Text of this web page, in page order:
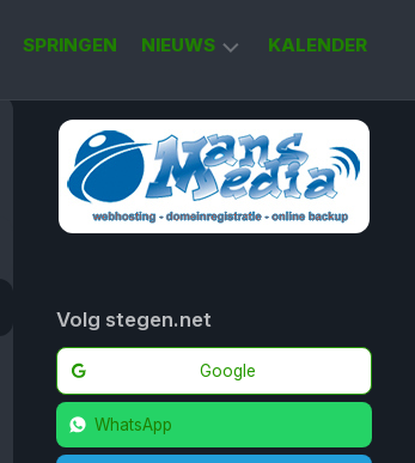
SPRINGEN NIEUWS
KORT
NIEUWS
KALENDER
Volg stegen.net
Google
WhatsApp